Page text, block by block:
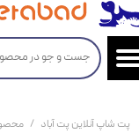
پت شاپ آنلاین پت آباد